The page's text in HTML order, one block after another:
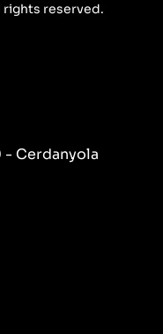
reserved.
- Cerdanyola